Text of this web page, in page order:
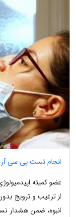
انجام تست پی سی آر
عضو کمیته
انبوه، ضمن هشدار